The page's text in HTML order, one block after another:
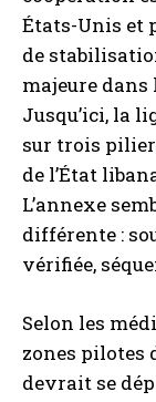
États-Unis et
de
majeure dans
Jusqu’ici, la
sur trois
de l’État
L’annexe
différente :
vérifiée,
Selon les
zones pilotes
devrait se